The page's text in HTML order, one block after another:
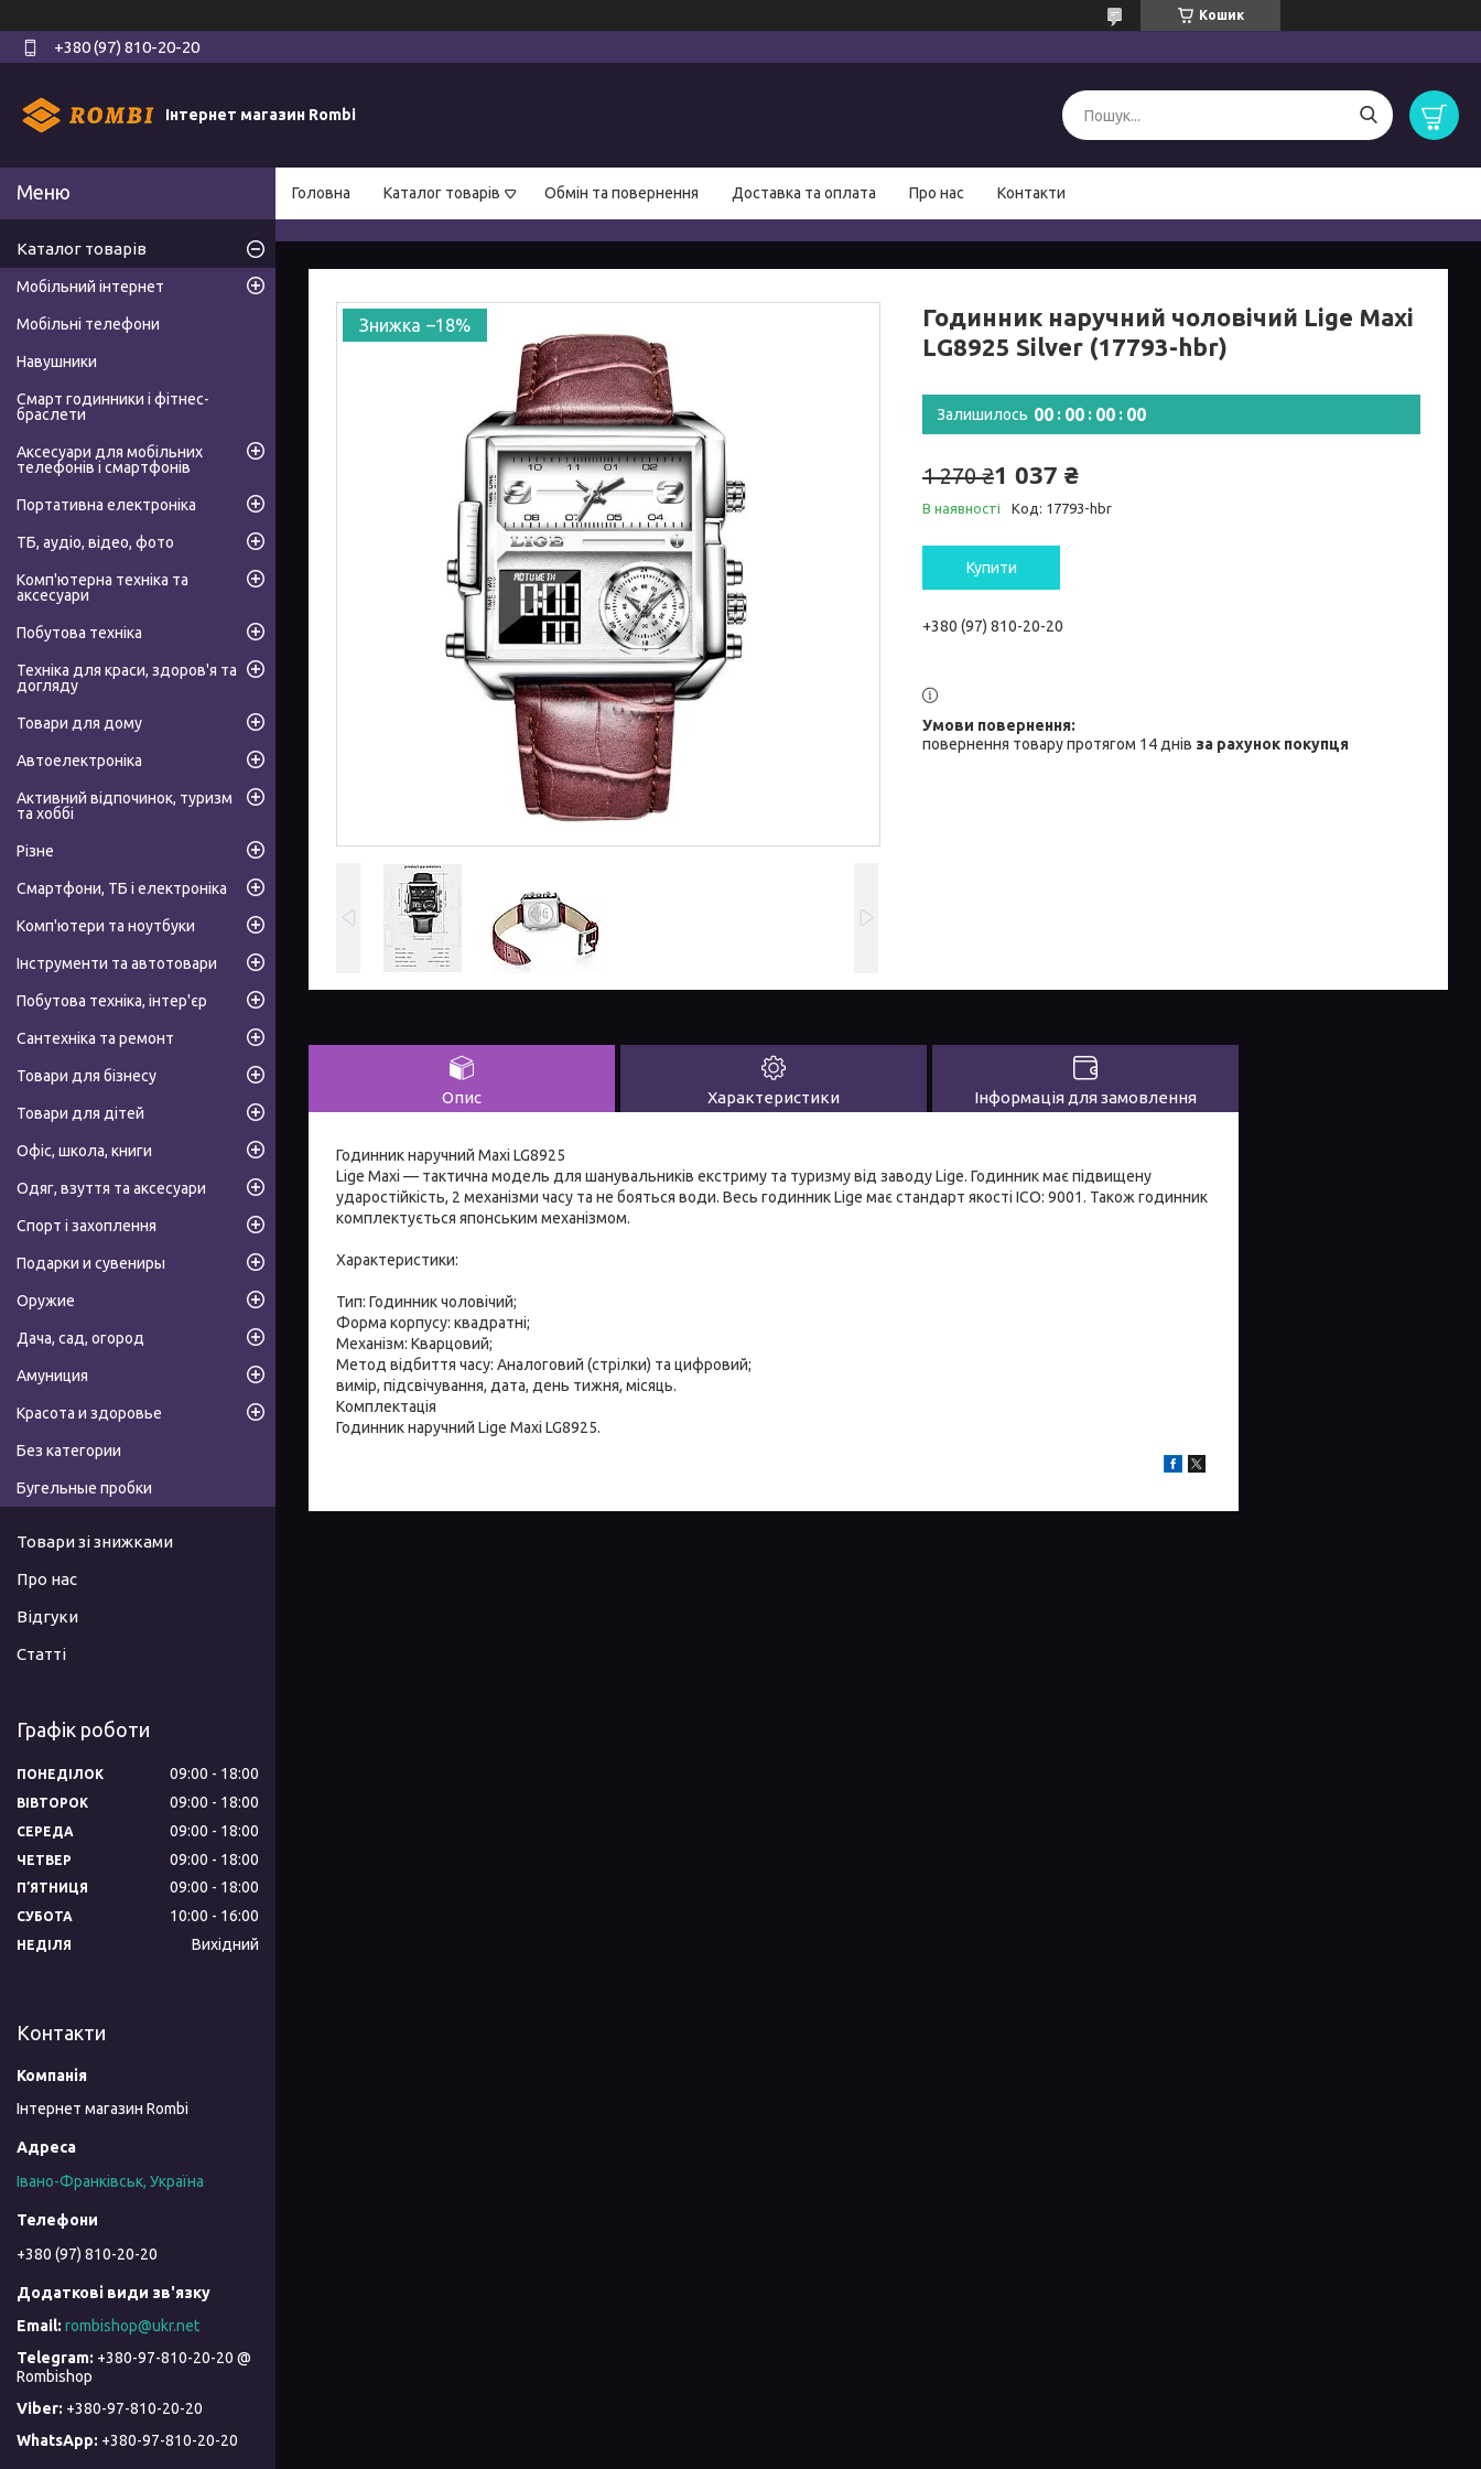
Кошик
+380 (97) 810-20-20
Інтернет магазин Rombi
Головна Каталог товарів Обмін та повернення Доставка та оплата Про нас Контакти
–18%
Годинник наручний чоловічий Lige Maxi
LG8925 Silver (17793-hbr)
Залишилось 00 00 00 00
1 270 ₴1 037 ₴
В наявності Код: 17793-hbr
Купити
+380 (97) 810-20-20
повернення товару протягом 14 днів за рахунок покупця
Опис Характеристики Інформація для замовлення
Годинник наручний Maxi LG8925
Lige Maxi — тактична модель для шанувальників екстриму та туризму від заводу Lige. Годинник має підвищену
ударостійкість, 2 механізми часу та не бояться води. Весь годинник Lige має стандарт якості ICO: 9001. Також годинник
комплектується японським механізмом.
Характеристики:
Тип: Годинник чоловічий;
Форма корпусу: квадратні;
Механізм: Кварцовий;
Метод відбиття часу: Аналоговий (стрілки) та цифровий;
вимір, підсвічування, дата, день тижня, місяць.
Комплектація
Годинник наручний Lige Maxi LG8925.
Каталог товарів
Мобільний інтернет
Мобільні телефони
Навушники
Смарт годинники і фітнес-
браслети
Аксесуари для мобільних
телефонів і смартфонів
Портативна електроніка
ТБ, аудіо, відео, фото
Комп'ютерна техніка та
аксесуари
Побутова техніка
Техніка для краси, здоров'я та
догляду
Товари для дому
Автоелектроніка
Активний відпочинок, туризм
та хоббі
Різне
Смартфони, ТБ і електроніка
Комп'ютери та ноутбуки
Інструменти та автотовари
Побутова техніка, інтер'єр
Сантехніка та ремонт
Товари для бізнесу
Товари для дітей
Офіс, школа, книги
Одяг, взуття та аксесуари
Спорт і захоплення
Подарки и сувениры
Оружие
Дача, сад, огород
Амуниция
Красота и здоровье
Без категории
Бугельные пробки
Товари зі знижками
Про нас
Відгуки
Статті
Графік роботи
ПОНЕДІЛОК 09:00 18:00
ВІВТОРОК 09:00 18:00
СЕРЕДА 09:00 18:00
ЧЕТВЕР 09:00 18:00
ПʼЯТНИЦЯ 09:00 18:00
СУБОТА 10:00 16:00
НЕДІЛЯ Вихідний
Контакти
Інтернет магазин Rombi
Івано-Франківськ, Україна
+380 (97) 810-20-20
rombishop@ukr.net
+380-97-810-20-20 @
Rombishop
+380-97-810-20-20
+380-97-810-20-20